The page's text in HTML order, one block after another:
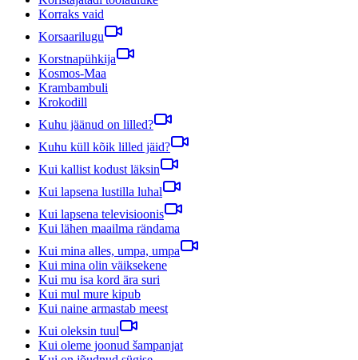
Korraks vaid
Korsaarilugu
Korstnapühkija
Kosmos-Maa
Krambambuli
Krokodill
Kuhu jäänud on lilled?
Kuhu küll kõik lilled jäid?
Kui kallist kodust läksin
Kui lapsena lustilla luhal
Kui lapsena televisioonis
Kui lähen maailma rändama
Kui mina alles, umpa, umpa
Kui mina olin väiksekene
Kui mu isa kord ära suri
Kui mul mure kipub
Kui naine armastab meest
Kui oleksin tuul
Kui oleme joonud šampanjat